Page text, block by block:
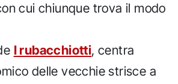
cui chiunque trova il modo
I rubacchiotti, centra
delle vecchie strisce a